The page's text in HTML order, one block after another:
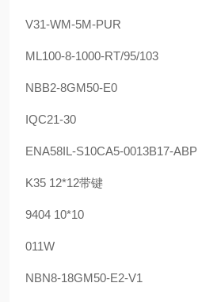
V31-WM-5M-PUR
ML100-8-1000-RT/95/103
NBB2-8GM50-E0
IQC21-30
ENA58IL-S10CA5-0013B17-ABP
K35 12*12带键
9404 10*10
011W
NBN8-18GM50-E2-V1